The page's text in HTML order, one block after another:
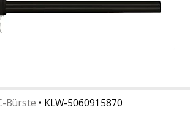
Bürste • KLW-5060915870